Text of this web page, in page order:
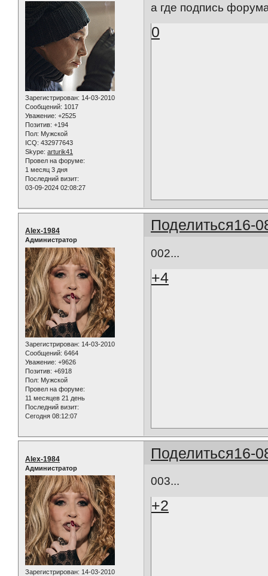
Зарегистрирован: 14-03-2010
Сообщений: 1017
Уважение: +2525
Позитив: +194
Пол: Мужской
ICQ: 432977643
Skype: arturik41
Провел на форуме:
1 месяц 3 дня
Последний визит:
03-09-2024 02:08:27
а где подпись
0
Поделиться16-
Alex-1984
Администратор
Зарегистрирован: 14-03-2010
Сообщений: 6464
Уважение: +9626
Позитив: +6918
Пол: Мужской
Провел на форуме:
11 месяцев 21 день
Последний визит:
Сегодня 08:12:07
002...
+4
Поделиться16-
Alex-1984
Администратор
Зарегистрирован: 14-03-2010
003...
+2